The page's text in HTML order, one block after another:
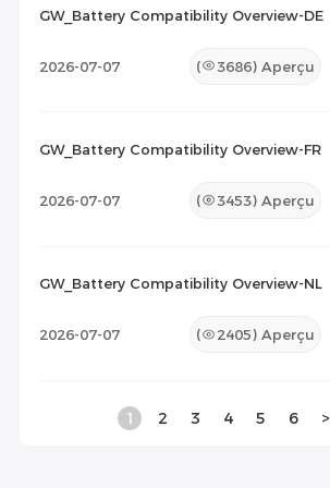
GW_Battery Compatibility Overview-DE
2026-07-07 ( 3686) Aperçu
GW_Battery Compatibility Overview-FR
2026-07-07 ( 3453) Aperçu
GW_Battery Compatibility Overview-NL
2026-07-07 ( 2405) Aperçu
1 2 3 4 5 6 >